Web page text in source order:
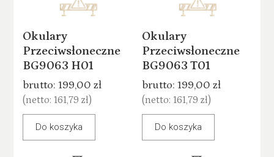
Okulary
Przeciwsłoneczne
BG9063 H01
brutto:199,00 zł
(netto:161,79 zł)
Do koszyka
Okulary
Przeciwsłoneczne
BG9063 T01
brutto: 199,00 zł
(netto: 161,79 zł)
Do koszyka